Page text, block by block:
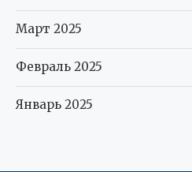
Март 2025
Февраль 2025
Январь 2025